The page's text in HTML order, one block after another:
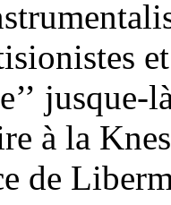
jusque-
à la
de